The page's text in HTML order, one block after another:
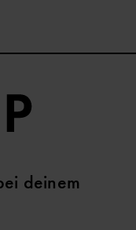
deinem